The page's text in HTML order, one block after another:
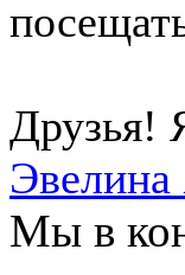
Друзья!
Эвелина
Мы в